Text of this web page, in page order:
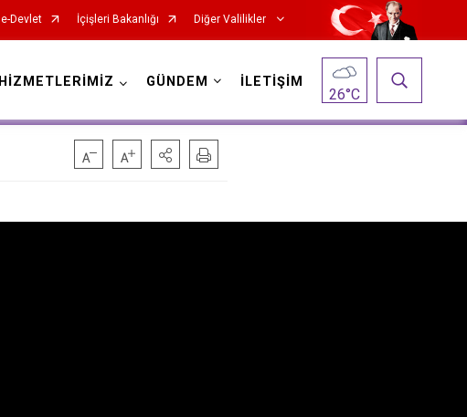
e-Devlet İçişleri Bakanlığı Diğer Valilikler
HİZMETLERİMİZ GÜNDEM İLETİŞİM
26°C